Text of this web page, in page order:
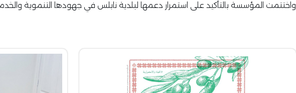
واختتمت المؤسسة بالتأكيد على استمرار دعمها لبلدية نابلس في جهودها التنموية